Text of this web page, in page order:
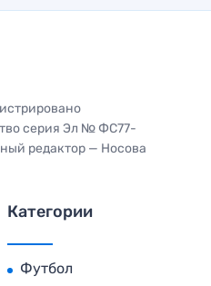
серия Эл № ФС77-
редактор — Носова
Категории
Футбол